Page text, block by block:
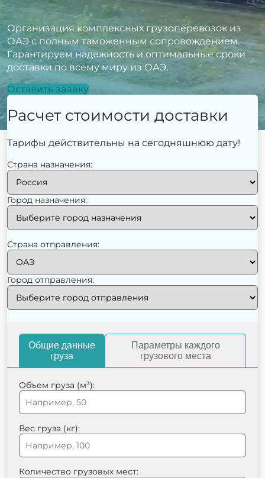
Организация комплексных грузоперевозок из
ОАЭ с полным таможенным сопровождением.
Гарантируем надежность и оптимальные сроки
доставки по всему миру из ОАЭ.
Оставить заявку
Расчет стоимости доставки
Тарифы действительны на сегодняшнюю дату!
Страна назначения:
Город назначения:
Страна отправления:
Город отправления:
Общие данные
груза
Параметры каждого
грузового места
Объем груза (м³):
Вес груза (кг):
Количество грузовых мест: